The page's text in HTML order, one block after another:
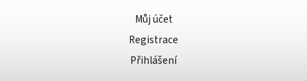
Můj účet
Registrace
Přihlášení